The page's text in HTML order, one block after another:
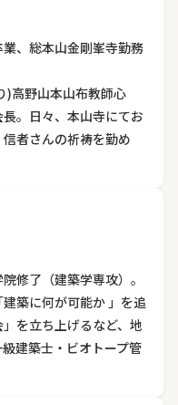
、総本山金剛峯寺勤務
)高野山本山布教師心
。日々、本山寺にてお
者さんの祈祷を勤め
修了（建築学専攻）。
築に何が可能か 」を追
を立ち上げるなど、地
建築士・ビオトープ管